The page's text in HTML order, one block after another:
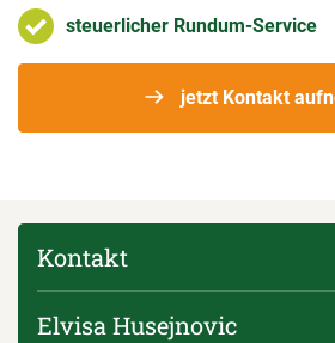
steuerlicher Rundum-Service
jetzt Kontakt
Kontakt
Elvisa Husejnovic